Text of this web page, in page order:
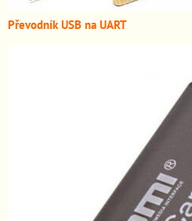
Převodník USB na UART